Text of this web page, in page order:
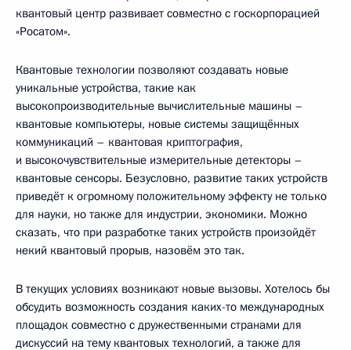
квантовый центр развивает совместно с госкорпорацией
«Росатом».
Квантовые технологии позволяют создавать новые
уникальные устройства, такие как
высокопроизводительные вычислительные машины –
квантовые компьютеры, новые системы защищённых
коммуникаций – квантовая криптография,
и высокочувствительные измерительные детекторы –
квантовые сенсоры. Безусловно, развитие таких устройств
приведёт к огромному положительному эффекту не только
для науки, но также для индустрии, экономики. Можно
сказать, что при разработке таких устройств произойдёт
некий квантовый прорыв, назовём это так.
В текущих условиях возникают новые вызовы. Хотелось бы
обсудить возможность создания каких-то международных
площадок совместно с дружественными странами для
дискуссий на тему квантовых технологий, а также для